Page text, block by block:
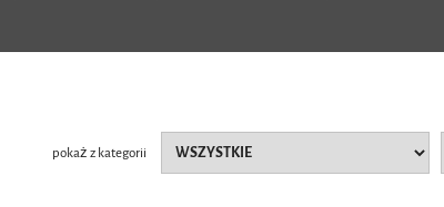
pokaż z kategorii